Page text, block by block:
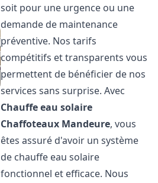
soit pour une urgence ou une
demande de maintenance
préventive. Nos tarifs
compétitifs et transparents vous
permettent de bénéficier de nos
services sans surprise. Avec
Chauffe eau solaire
Chaffoteaux Mandeure, vous
êtes assuré d'avoir un système
de chauffe eau solaire
fonctionnel et efficace. Nous